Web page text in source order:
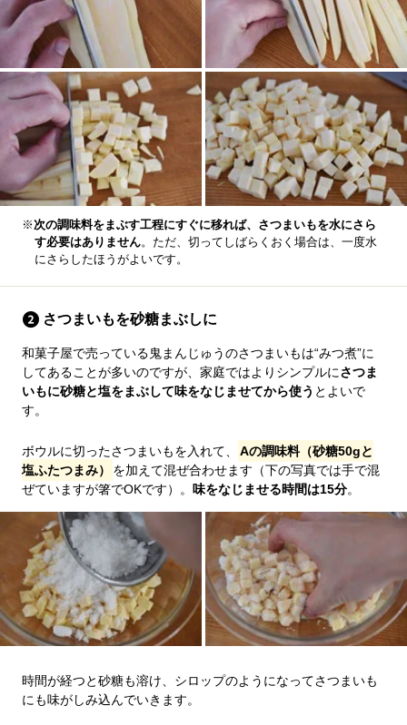
※次の調味料をまぶす工程にすぐに移れば、さつまいもを水にさら
す必要はありません。ただ、切ってしばらくおく場合は、一度水
にさらしたほうがよいです。
さつまいもを砂糖まぶしに
和菓子屋で売っている鬼まんじゅうのさつまいもは“みつ煮”に
してあることが多いのですが、家庭ではよりシンプルにさつま
いもに砂糖と塩をまぶして味をなじませてから使う とよいで
す。
ボウルに切ったさつまいもを入れて、
Aの調味料（砂糖50gと
塩ふたつまみ）
を加えて混ぜ合わせます（下の写真では手で混
ぜていますが箸でOKです）。 味をなじませる時間は15分。
時間が経つと砂糖も溶け、シロップのようになってさつまいも
にも味がしみ込んでいきます。